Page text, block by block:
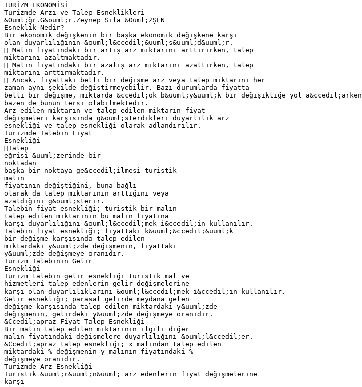
TURİZM EKONOMİSİ
Turizmde Arzı ve Talep Esneklikleri
&Ouml;ğr.G&ouml;r.Zeynep Sıla &Ouml;ZŞEN
Esneklik Nedir?
Bir ekonomik değişkenin bir başka ekonomik değişkene karşı
olan duyarlılığının &ouml;l&ccedil;&uuml;s&uuml;d&uuml;r.
 Malın fiyatındaki bir artış arz miktarını arttırırken, talep
miktarını azaltmaktadır.
 Malın fiyatındaki bir azalış arz miktarını azaltırken, talep
miktarını arttırmaktadır.
 Ancak, fiyattaki belli bir değişme arz veya talep miktarını her
zaman aynı şekilde değiştirmeyebilir. Bazı durumlarda fiyatta
belli bir değişme, miktarda &ccedil;ok b&uuml;y&uuml;k bir değişikliğe yol a&ccedil;arken
bazen de bunun tersi olabilmektedir.
Arz edilen miktarın ve talep edilen miktarın fiyat
değişmeleri karşısında g&ouml;sterdikleri duyarlılık arz
esnekliği ve talep esnekliği olarak adlandırılır.
Turizmde Talebin Fiyat
Esnekliği
Talep
eğrisi &uuml;zerinde bir
noktadan
başka bir noktaya ge&ccedil;ilmesi turistik
malın
fiyatının değiştiğini, buna bağlı
olarak da talep miktarının arttığını veya
azaldığını g&ouml;sterir.
Talebin fiyat esnekliği; turistik bir malın
talep edilen miktarının bu malın fiyatına
karşı duyarlılığını &ouml;l&ccedil;mek i&ccedil;in kullanılır.
Talebin fiyat esnekliği; fiyattaki k&uuml;&ccedil;&uuml;k
bir değişme karşısında talep edilen
miktardaki y&uuml;zde değişmenin, fiyattaki
y&uuml;zde değişmeye oranıdır.
Turizm Talebinin Gelir
Esnekliği
Turizm talebin gelir esnekliği turistik mal ve
hizmetleri talep edenlerin gelir değişmelerine
karşı olan duyarlılıklarını &ouml;l&ccedil;mek i&ccedil;in kullanılır.
Gelir esnekliği; parasal gelirde meydana gelen
değişme karşısında talep edilen miktardaki y&uuml;zde
değişmenin, gelirdeki y&uuml;zde değişmeye oranıdır.
&Ccedil;apraz Fiyat Talep Esnekliği
Bir malın talep edilen miktarının ilgili diğer
malın fiyatındaki değişmelere duyarlılığını &ouml;l&ccedil;er.
&Ccedil;apraz talep esnekliği; x malından talep edilen
miktardaki % değişmenin y malının fiyatındaki %
değişmeye oranıdır.
Turizmde Arz Esnekliği
Turistik &uuml;r&uuml;n&uuml; arz edenlerin fiyat değişmelerine
karşı